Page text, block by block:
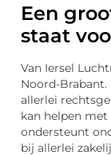
Een
staat
Van Iersel
Noord-
allerlei
kan helpen
ondersteunt
bij allerlei